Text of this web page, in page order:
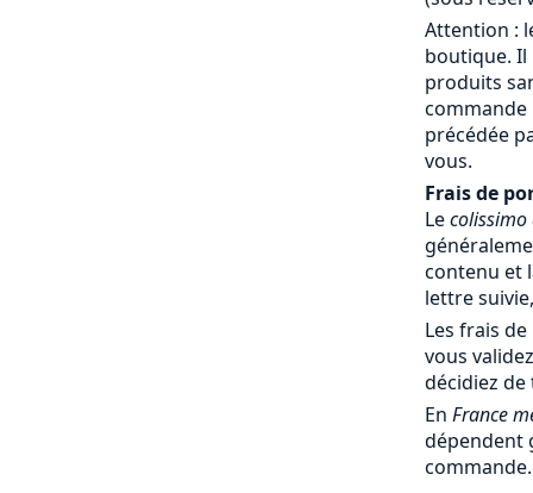
Attention :
boutique. Il
produits
précédée
vous.
Frais de
Lecolissimo
contenu et
lettre
Les frais
vous
décidiez
En France
dépendent
commande.